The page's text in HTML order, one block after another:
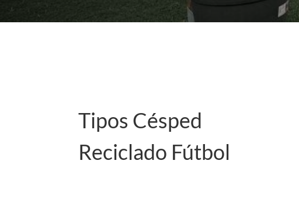
Tipos Césped
Reciclado Fútbol